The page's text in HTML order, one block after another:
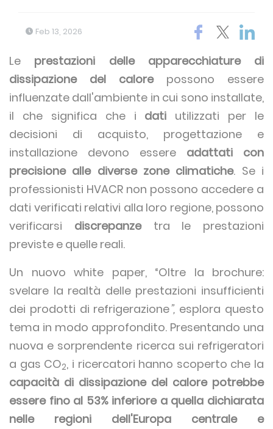
Feb 13, 2026
Le prestazioni delle
apparecchiature di
dissipazione del calorepossono essere
influenzate dall'ambiente in cui sono installate,
il che significa che i dati utilizzati per le
decisioni di acquisto, progettazione e
installazione devono essere adattati con
precisione alle diverse zone climatiche. Se i
professionisti HVACR non possono accedere a
dati verificati relativi alla loro regione, possono
verificarsi discrepanzetra le prestazioni
previste e quelle reali.
Un nuovo white paper, “Oltre la brochure:
svelare la realtà delle prestazioni insufficienti
dei prodotti di refrigerazione”, esplora questo
tema in modo approfondito. Presentando una
nuova e sorprendente ricerca sui refrigeratori
a gas CO2, i ricercatori hanno scoperto che la
capacità di dissipazione del calore potrebbe
essere fino al 53% inferiore a quella dichiarata
nelle regioni dell'Europa centrale e